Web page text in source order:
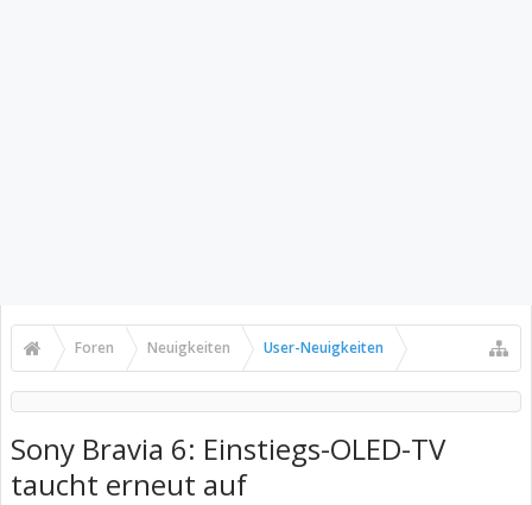
Foren Neuigkeiten User-Neuigkeiten
Sony Bravia 6: Einstiegs-OLED-TV
taucht erneut auf